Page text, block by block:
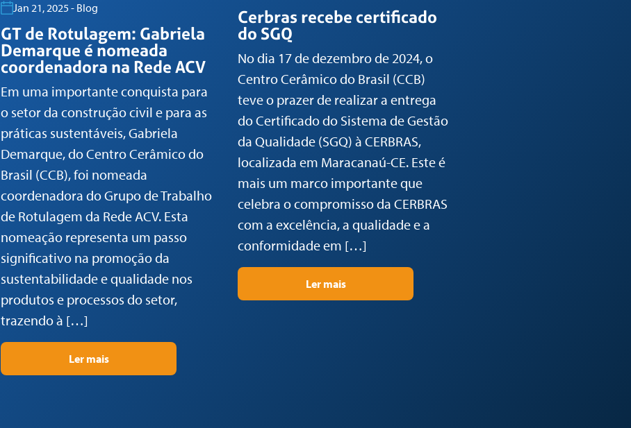
Jan 21, 2025 - Blog
GT de Rotulagem: Gabriela
Demarque é nomeada
coordenadora na Rede ACV
Em uma importante conquista para
o setor da construção civil e para as
práticas sustentáveis, Gabriela
Demarque, do Centro Cerâmico do
Brasil (CCB), foi nomeada
coordenadora do Grupo de Trabalho
de Rotulagem da Rede ACV. Esta
nomeação representa um passo
significativo na promoção da
sustentabilidade e qualidade nos
produtos e processos do setor,
trazendo à […]
Ler mais
Cerbras recebe certificado
do SGQ
No dia 17 de dezembro de 2024, o
Centro Cerâmico do Brasil (CCB)
teve o prazer de realizar a entrega
do Certificado do Sistema de Gestão
da Qualidade (SGQ) à CERBRAS,
localizada em Maracanaú-CE. Este é
mais um marco importante que
celebra o compromisso da CERBRAS
com a excelência, a qualidade e a
conformidade em […]
Ler mais